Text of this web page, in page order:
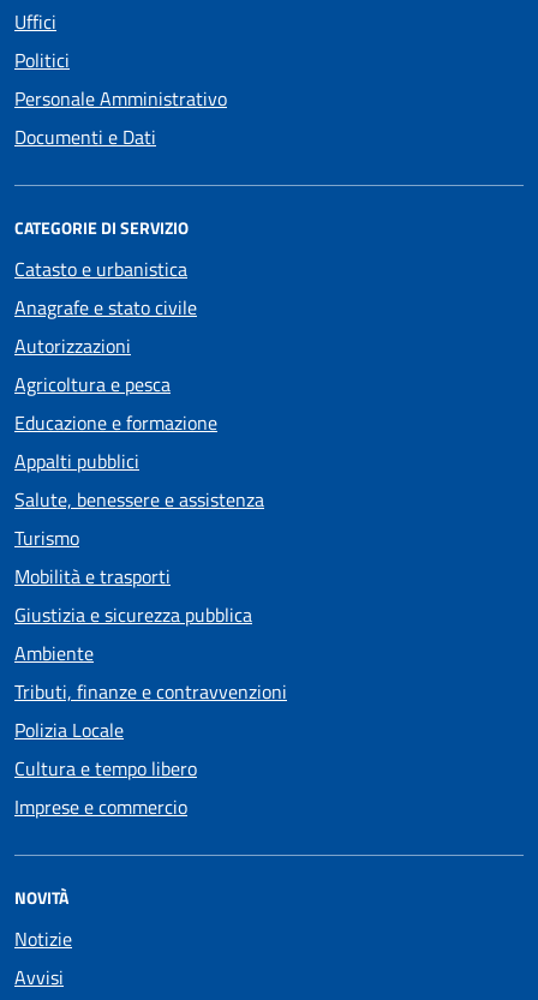
Uffici
Politici
Personale Amministrativo
Documenti e Dati
CATEGORIE DI SERVIZIO
Catasto e urbanistica
Anagrafe e stato civile
Autorizzazioni
Agricoltura e pesca
Educazione e formazione
Appalti pubblici
Salute, benessere e assistenza
Turismo
Mobilità e trasporti
Giustizia e sicurezza pubblica
Ambiente
Tributi, finanze e contravvenzioni
Polizia Locale
Cultura e tempo libero
Imprese e commercio
NOVITÀ
Notizie
Avvisi